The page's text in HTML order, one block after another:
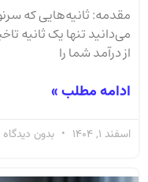
مقدمه: ثانیه‌هایی که
از درآمد شما را
ادامه مطلب »
اسفند 1, 1404 بدون دیدگاه